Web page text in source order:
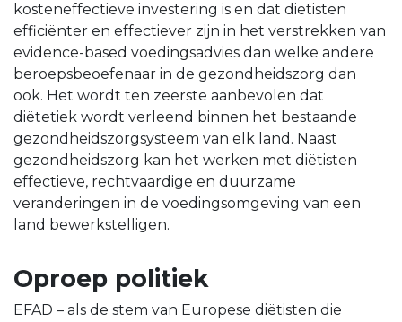
kosteneffectieve investering is en dat diëtisten
efficiënter en effectiever zijn in het verstrekken van
evidence-based voedingsadvies dan welke andere
beroepsbeoefenaar in de gezondheidszorg dan
ook. Het wordt ten zeerste aanbevolen dat
diëtetiek wordt verleend binnen het bestaande
gezondheidszorgsysteem van elk land. Naast
gezondheidszorg kan het werken met diëtisten
effectieve, rechtvaardige en duurzame
veranderingen in de voedingsomgeving van een
land bewerkstelligen.
Oproep politiek
EFAD – als de stem van Europese diëtisten die